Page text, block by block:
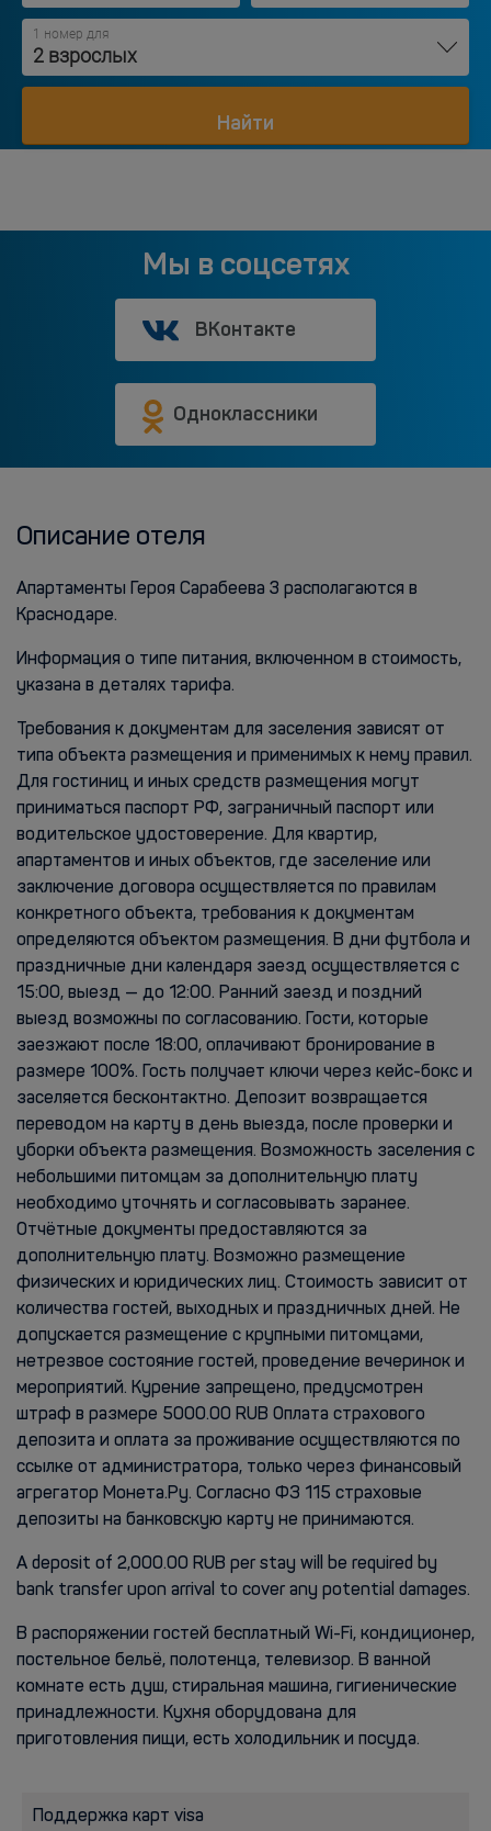
1 номер для
2 взрослых
Найти
Мы в соцсетях
ВКонтакте
Одноклассники
Описание отеля
Апартаменты Героя Сарабеева 3 располагаются в
Краснодаре.
Информация о типе питания, включенном в стоимость,
указана в деталях тарифа.
Требования к документам для заселения зависят от
типа объекта размещения и применимых к нему правил.
Для гостиниц и иных средств размещения могут
приниматься паспорт РФ, заграничный паспорт или
водительское удостоверение. Для квартир,
апартаментов и иных объектов, где заселение или
заключение договора осуществляется по правилам
конкретного объекта, требования к документам
определяются объектом размещения. В дни футбола и
праздничные дни календаря заезд осуществляется с
15:00, выезд — до 12:00. Ранний заезд и поздний
выезд возможны по согласованию. Гости, которые
заезжают после 18:00, оплачивают бронирование в
размере 100%. Гость получает ключи через кейс-бокс и
заселяется бесконтактно. Депозит возвращается
переводом на карту в день выезда, после проверки и
уборки объекта размещения. Возможность заселения с
небольшими питомцам за дополнительную плату
необходимо уточнять и согласовывать заранее.
Отчётные документы предоставляются за
дополнительную плату. Возможно размещение
физических и юридических лиц. Стоимость зависит от
количества гостей, выходных и праздничных дней. Не
допускается размещение с крупными питомцами,
нетрезвое состояние гостей, проведение вечеринок и
мероприятий. Курение запрещено, предусмотрен
штраф в размере 5000.00 RUB Оплата страхового
депозита и оплата за проживание осуществляются по
ссылке от администратора, только через финансовый
агрегатор Монета.Ру. Согласно ФЗ 115 страховые
депозиты на банковскую карту не принимаются.
A deposit of 2,000.00 RUB per stay will be required by
bank transfer upon arrival to cover any potential damages.
В распоряжении гостей бесплатный Wi-Fi, кондиционер,
постельное бельё, полотенца, телевизор. В ванной
комнате есть душ, стиральная машина, гигиенические
принадлежности. Кухня оборудована для
приготовления пищи, есть холодильник и посуда.
Поддержка карт visa